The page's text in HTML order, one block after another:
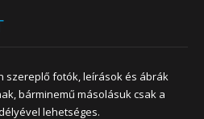
szereplő fotók, leírások és ábrák
bárminemű másolásuk csak a
lehetséges.